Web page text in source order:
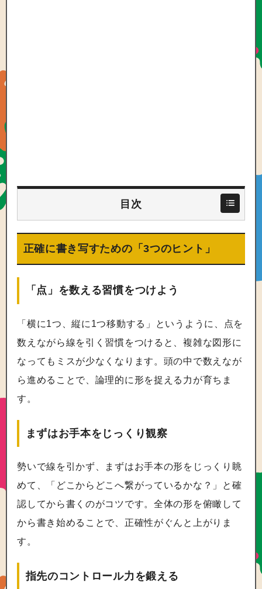
目次
正確に書き写すための「3つのヒント」
「点」を数える習慣をつけよう
「横に1つ、縦に1つ移動する」というように、点を
数えながら線を引く習慣をつけると、複雑な図形に
なってもミスが少なくなります。頭の中で数えなが
ら進めることで、論理的に形を捉える力が育ちま
す。
まずはお手本をじっくり観察
勢いで線を引かず、まずはお手本の形をじっくり眺
めて、「どこからどこへ繋がっているかな？」と確
認してから書くのがコツです。全体の形を俯瞰して
から書き始めることで、正確性がぐんと上がりま
す。
指先のコントロール力を鍛える